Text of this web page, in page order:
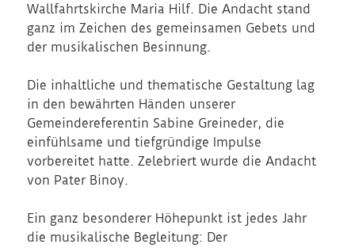
Wallfahrtskirche Maria Hilf. Die Andacht stand
ganz im Zeichen des gemeinsamen Gebets und
der musikalischen Besinnung.
Die inhaltliche und thematische Gestaltung lag
in den bewährten Händen unserer
Gemeindereferentin Sabine Greineder, die
einfühlsame und tiefgründige Impulse
vorbereitet hatte. Zelebriert wurde die Andacht
von Pater Binoy.
Ein ganz besonderer Höhepunkt ist jedes Jahr
die musikalische Begleitung: Der